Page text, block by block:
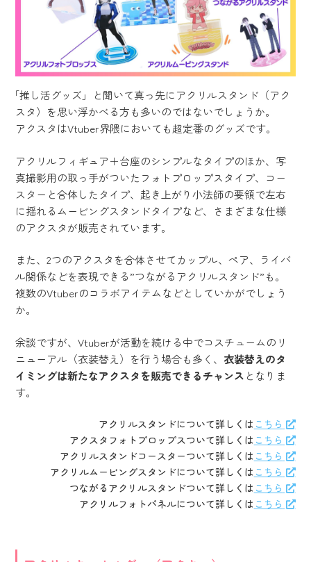
「推し活グッズ」と聞いて真っ先にアクリルスタンド（アク
スタ）を思い浮かべる方も多いのではないでしょうか。
アクスタはVtuber界隈においても超定番のグッズです。
アクリルフィギュア＋台座のシンプルなタイプのほか、写
真撮影用の取っ手がついたフォトプロップスタイプ、コー
スターと合体したタイプ、起き上がり小法師の要領で左右
に揺れるムービングスタンドタイプなど、さまざまな仕様
のアクスタが販売されています。
また、2つのアクスタを合体させてカップル、ペア、ライバ
ル関係などを表現できる”つながるアクリルスタンド”も。
複数のVtuberのコラボアイテムなどとしていかがでしょう
か。
余談ですが、Vtuberが活動を続ける中でコスチュームのリ
ニューアル（衣装替え）を行う場合も多く、 衣装替えのタ
イミングは新たなアクスタを販売できるチャンス となりま
す。
アクリルスタンドについて詳しくは こちら
アクスタフォトプロップスついて詳しくは こちら
アクリルスタンドコースターついて詳しくは こちら
アクリルムービングスタンドについて詳しくは こちら
つながるアクリルスタンドついて詳しくは こちら
アクリルフォトパネルについて詳しくは こちら